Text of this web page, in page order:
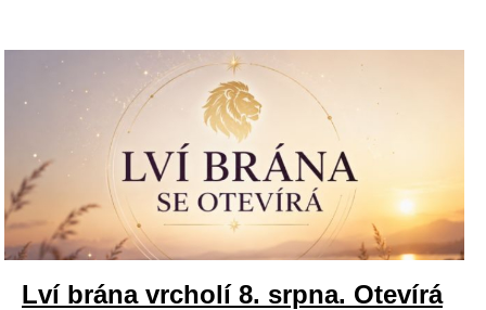
Lví brána vrcholí 8. srpna. Otevírá